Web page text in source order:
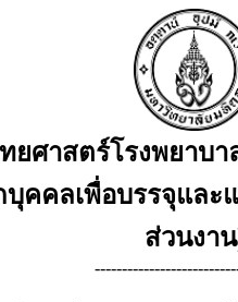
ยศาสตร์โรงพยาบ
บุคคลเพื่อบรรจุแล
ส่วนงา